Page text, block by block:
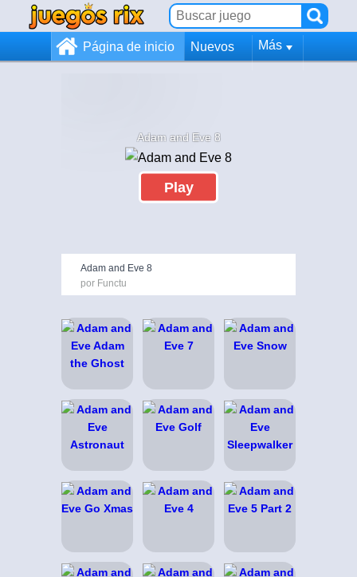
Página de inicio Nuevos Más
Adam and Eve 8
Play
Adam and Eve 8
por Functu